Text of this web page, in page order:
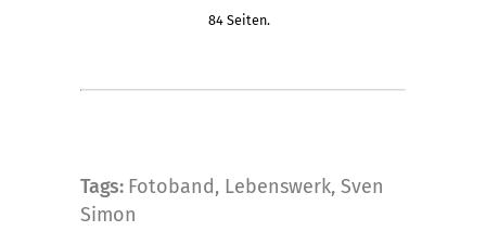
können
auf
84 Seiten.
Tags: Fotoband, Lebenswerk, Sven
Simon